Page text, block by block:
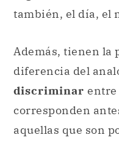
también, el día, el
Además, tienen la
diferencia del
discriminar entre
corresponden
aquellas que son